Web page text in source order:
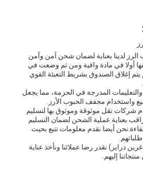
الرز لدينا بعناية لضمان شحن آمن وآمن
أولا في مادة واقية ومن ثم وضعت في
إغلاق الصندوق بشريط التعبئة القوي
والتعليمات المدرجة في الحزمة، مما يجعل
واستخدام مجفف الحبوب الأرز.
شركات نقل موثوقة وموثوق بها لتسليم
يراقب بعناية عملية الشحن لضمان التسليم
أيضا نقدم معلومات تتبع بحيث
دراير) نقدر رضا عملائنا ونأخذ عناية
إليهم.